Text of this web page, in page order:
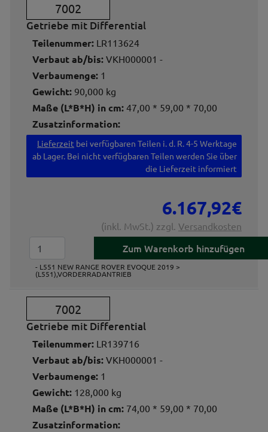
7002
Getriebe mit Differential
Teilenummer: LR113624
Verbaut ab/bis: VKH000001 -
Verbaumenge: 1
Gewicht: 90,000 kg
Maße (L*B*H) in cm: 47,00 * 59,00 * 70,00
Zusatzinformation:
Lieferzeit bei verfügbaren Teilen i. d. R. 4-5 Werktage
ab Lager. Bei nicht verfügbaren Teilen werden Sie über
die Lieferzeit informiert
6.167,92€
(inkl. MwSt.) zzgl. Versandkosten
- L551 NEW RANGE ROVER EVOQUE 2019 >
(L551),VORDERRADANTRIEB
7002
Getriebe mit Differential
Teilenummer: LR139716
Verbaut ab/bis: VKH000001 -
Verbaumenge: 1
Gewicht: 128,000 kg
Maße (L*B*H) in cm: 74,00 * 59,00 * 70,00
Zusatzinformation: